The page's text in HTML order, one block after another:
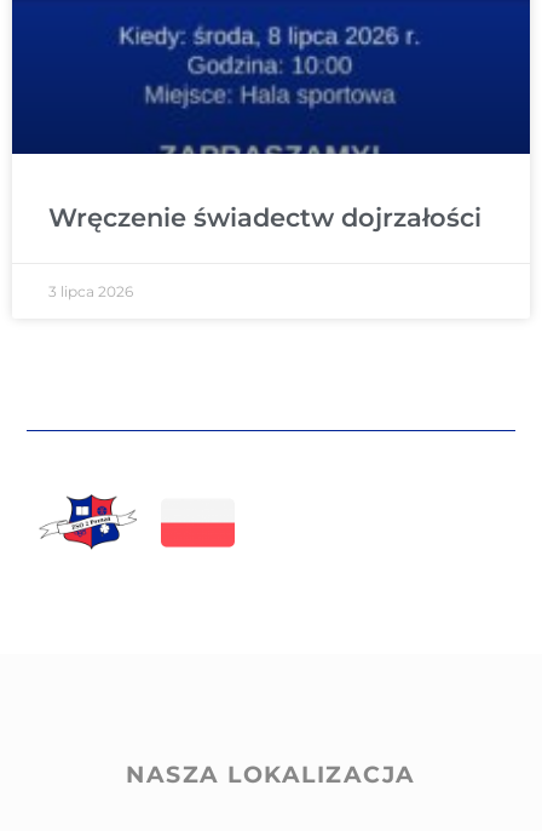
Wręczenie świadectw dojrzałości
3 lipca 2026
NASZA LOKALIZACJA